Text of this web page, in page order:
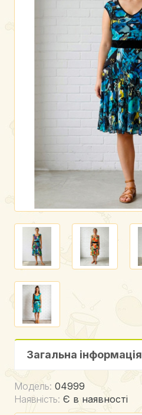
Загальна інформація
Модель: 04999
Наявність: Є в наявності